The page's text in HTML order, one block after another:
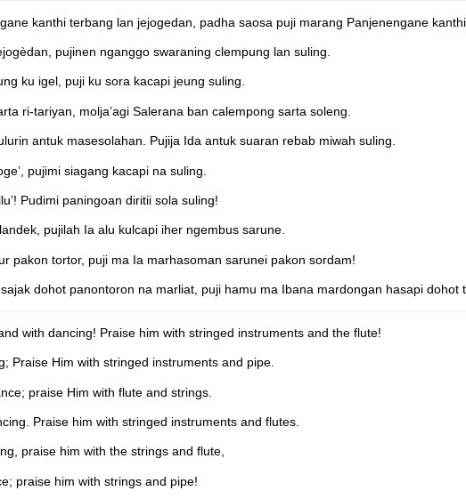
kanthi terbang lan jejogedan, padha saosa puji marang Panjenengane
pujinen nganggo swaraning clempung lan suling.
ku igel, puji ku sora kacapi jeung suling.
ri-tariyan, molja’agi Salerana ban calempong sarta soleng.
antuk masesolahan. Pujija Ida antuk suaran rebab miwah suling.
pujimi siagang kacapi na suling.
Pudimi paningoan diritii sola suling!
pujilah Ia alu kulcapi iher ngembus sarune.
pakon tortor, puji ma Ia marhasoman sarunei pakon sordam!
dohot panontoron na marliat, puji hamu ma Ibana mardongan hasapi dohot
with dancing! Praise him with stringed instruments and the flute!
Praise Him with stringed instruments and pipe.
praise Him with flute and strings.
Praise him with stringed instruments and flutes.
praise him with the strings and flute,
praise him with strings and pipe!